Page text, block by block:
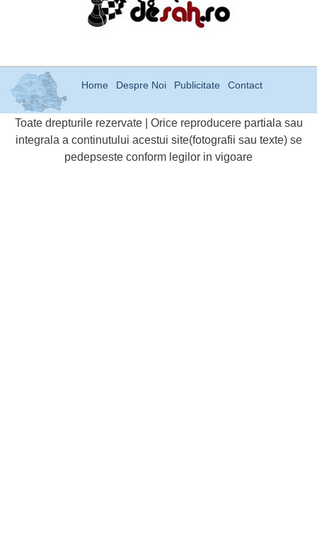
Home Despre Noi Publicitate Contact
Toate drepturile rezervate | Orice reproducere partiala sau
integrala a continutului acestui site(fotografii sau texte) se
pedepseste conform legilor in vigoare